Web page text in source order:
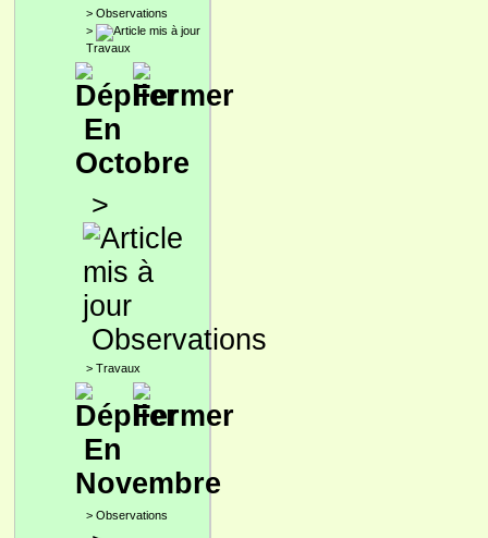
> Observations
>
Travaux
En
Octobre
>
Observations
> Travaux
En
Novembre
> Observations